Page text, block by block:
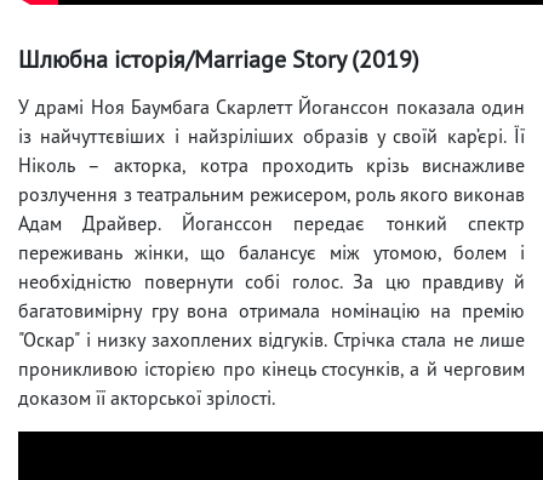
Шлюбна історія/Marriage Story (2019)
У драмі Ноя Баумбага Скарлетт Йоганссон показала один
із найчуттєвіших і найзріліших образів у своїй кар’єрі. Її
Ніколь – акторка, котра проходить крізь виснажливе
розлучення з театральним режисером, роль якого виконав
Адам Драйвер. Йоганссон передає тонкий спектр
переживань жінки, що балансує між утомою, болем і
необхідністю повернути собі голос. За цю правдиву й
багатовимірну гру вона отримала номінацію на премію
"Оскар" і низку захоплених відгуків. Стрічка стала не лише
проникливою історією про кінець стосунків, а й черговим
доказом її акторської зрілості.